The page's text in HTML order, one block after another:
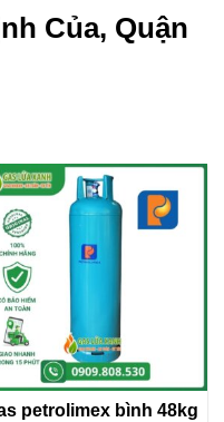
Của, Quận
petrolimex bình 48kg